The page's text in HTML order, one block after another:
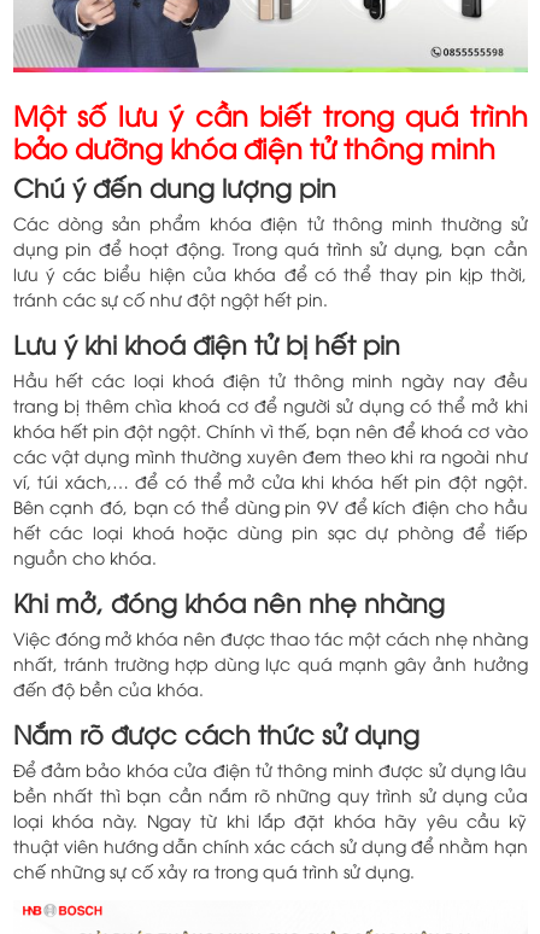
Một số lưu ý cần biết trong quá trình
bảo dưỡng khóa điện tử thông minh
Chú ý đến dung lượng pin
Các dòng sản phẩm khóa điện tử thông minh thường sử
dụng pin để hoạt động. Trong quá trình sử dụng, bạn cần
lưu ý các biểu hiện của khóa để có thể thay pin kịp thời,
tránh các sự cố như đột ngột hết pin.
Lưu ý khi khoá điện tử bị hết pin
Hầu hết các loại khoá điện tử thông minh ngày nay đều
trang bị thêm chìa khoá cơ để người sử dụng có thể mở khi
khóa hết pin đột ngột. Chính vì thế, bạn nên để khoá cơ vào
các vật dụng mình thường xuyên đem theo khi ra ngoài như
ví, túi xách,… để có thể mở cửa khi khóa hết pin đột ngột.
Bên cạnh đó, bạn có thể dùng pin 9V để kích điện cho hầu
hết các loại khoá hoặc dùng pin sạc dự phòng để tiếp
nguồn cho khóa.
Khi mở, đóng khóa nên nhẹ nhàng
Việc đóng mở khóa nên được thao tác một cách nhẹ nhàng
nhất, tránh trường hợp dùng lực quá mạnh gây ảnh hưởng
đến độ bền của khóa.
Nắm rõ được cách thức sử dụng
Để đảm bảo khóa cửa điện tử thông minh được sử dụng lâu
bền nhất thì bạn cần nắm rõ những quy trình sử dụng của
loại khóa này. Ngay từ khi lắp đặt khóa hãy yêu cầu kỹ
thuật viên hướng dẫn chính xác cách sử dụng để nhằm hạn
chế những sự cố xảy ra trong quá trình sử dụng.